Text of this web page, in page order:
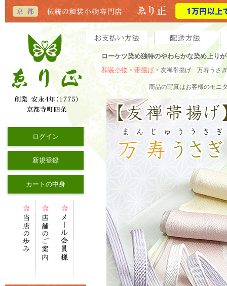
ログイン
新規登録
カートの中身
ローケツ染め独特のやわらかな染め上り
和装小物 > 帯揚げ > 友禅帯揚げ 万寿うさぎ
商品の写真はお客様のモニ